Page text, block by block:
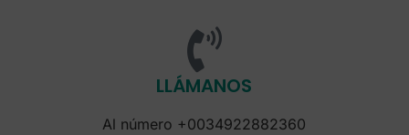
LLÁMANOS
Al número +0034922882360